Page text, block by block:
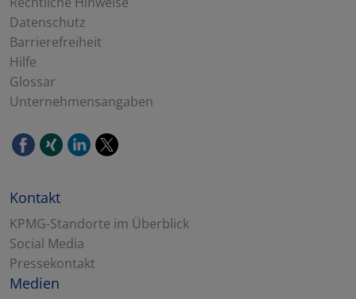
Datenschutz
Barrierefreiheit
Hilfe
Glossar
Unternehmensangaben
Kontakt
KPMG-Standorte im Überblick
Social Media
Pressekontakt
Medien